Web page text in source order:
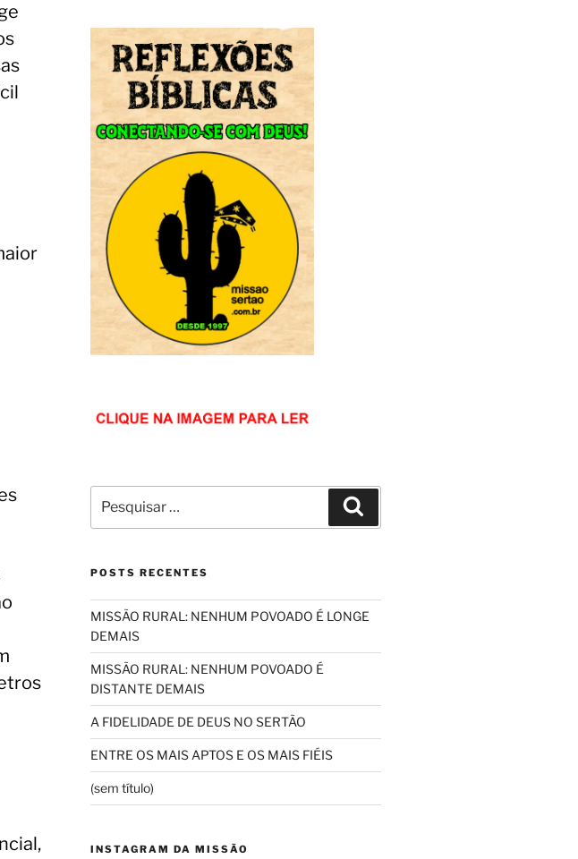
por:
POSTS RECENTES
MISSÃO RURAL: NENHUM POVOADO É LONGE
DEMAIS
MISSÃO RURAL: NENHUM POVOADO É
DISTANTE DEMAIS
A FIDELIDADE DE DEUS NO SERTÃO
ENTRE OS MAIS APTOS E OS MAIS FIÉIS
(sem título)
INSTAGRAM DA MISSÃO